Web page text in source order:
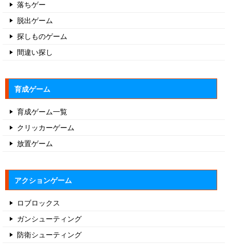
落ちゲー
脱出ゲーム
探しものゲーム
間違い探し
育成ゲーム
育成ゲーム一覧
クリッカーゲーム
放置ゲーム
アクションゲーム
ロブロックス
ガンシューティング
防衛シューティング